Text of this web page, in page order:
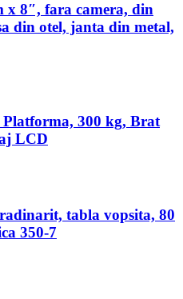
x 8″, fara camera, din
din otel, janta din metal,
300 kg, Brat
LCD
tabla vopsita, 80
350-7